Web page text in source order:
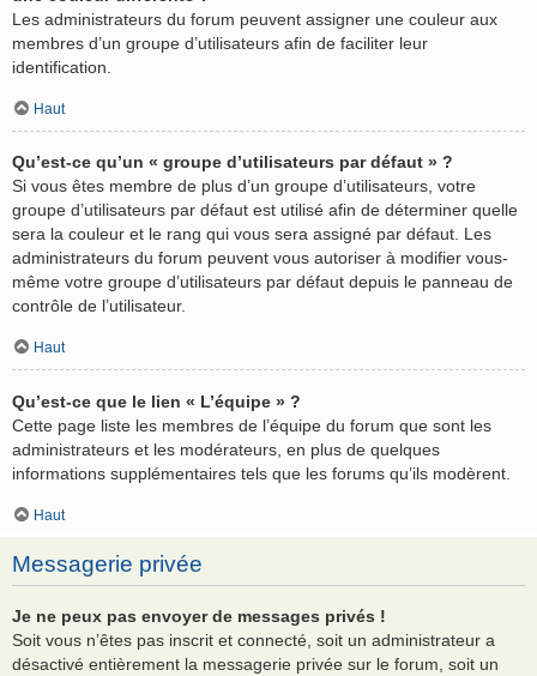
Les administrateurs du forum peuvent assigner une couleur aux
membres d’un groupe d’utilisateurs afin de faciliter leur
identification.
Haut
Qu’est-ce qu’un « groupe d’utilisateurs par défaut » ?
Si vous êtes membre de plus d’un groupe d’utilisateurs, votre
groupe d’utilisateurs par défaut est utilisé afin de déterminer quelle
sera la couleur et le rang qui vous sera assigné par défaut. Les
administrateurs du forum peuvent vous autoriser à modifier vous-
même votre groupe d’utilisateurs par défaut depuis le panneau de
contrôle de l’utilisateur.
Haut
Qu’est-ce que le lien « L’équipe » ?
Cette page liste les membres de l’équipe du forum que sont les
administrateurs et les modérateurs, en plus de quelques
informations supplémentaires tels que les forums qu’ils modèrent.
Haut
Messagerie privée
Je ne peux pas envoyer de messages privés !
Soit vous n’êtes pas inscrit et connecté, soit un administrateur a
désactivé entièrement la messagerie privée sur le forum, soit un